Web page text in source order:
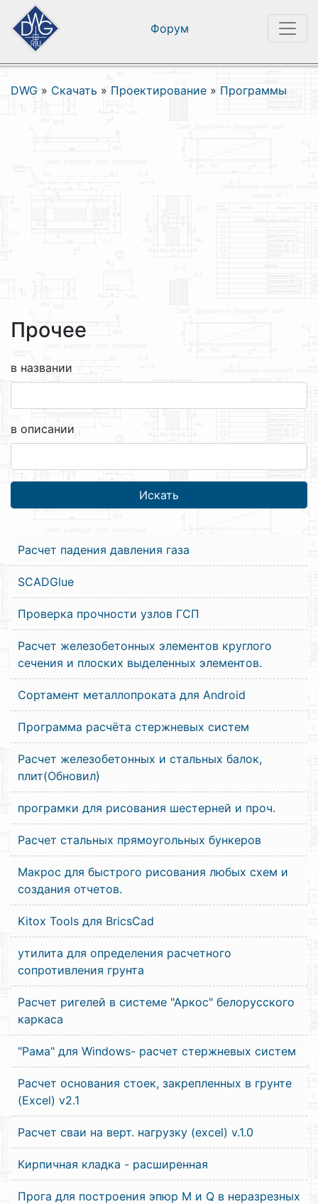
Форум
DWG » Скачать » Проектирование » Программы
Прочее
в названии
в описании
Расчет падения давления газа
SCADGlue
Проверка прочности узлов ГСП
Расчет железобетонных элементов круглого
сечения и плоских выделенных элементов.
Сортамент металлопроката для Android
Программа расчёта стержневых систем
Расчет железобетонных и стальных балок,
плит(Обновил)
програмки для рисования шестерней и проч.
Расчет стальных прямоугольных бункеров
Макрос для быстрого рисования любых схем и
создания отчетов.
Kitox Tools для BricsCad
утилита для определения расчетного
сопротивления грунта
Расчет ригелей в системе "Аркос" белорусского
каркаса
"Рама" для Windows- расчет стержневых систем
Расчет основания стоек, закрепленных в грунте
(Excel) v2.1
Расчет сваи на верт. нагрузку (excel) v.1.0
Кирпичная кладка - расширенная
Прога для построения эпюр M и Q в неразрезных